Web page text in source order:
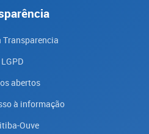
Transparencia
LGPD
abertos
à informação
Ouve